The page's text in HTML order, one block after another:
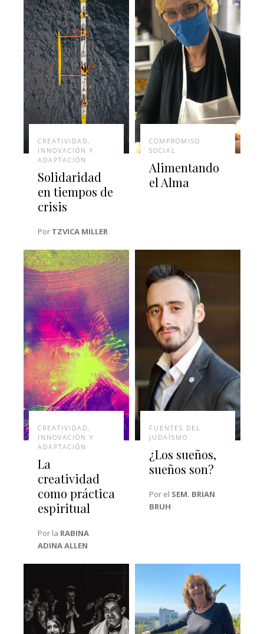
CREATIVIDAD,
INNOVACIÓN Y
ADAPTACIÓN
Solidaridad
en tiempos de
crisis
Por TZVICA MILLER
COMPROMISO
SOCIAL
Alimentando
el Alma
CREATIVIDAD,
INNOVACIÓN Y
ADAPTACIÓN
La
creatividad
como práctica
espiritual
Por la RABINA
ADINA ALLEN
FUENTES DEL
JUDAÍSMO
¿Los sueños,
sueños son?
Por el SEM. BRIAN
BRUH